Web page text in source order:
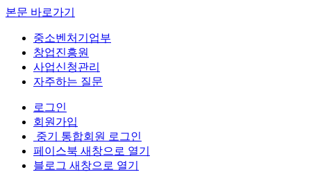
본문 바로가기
중소벤처기업부
창업진흥원
사업신청관리
자주하는 질문
로그인
회원가입
중기 통합회원 로그인
페이스북 새창으로 열기
블로그 새창으로 열기